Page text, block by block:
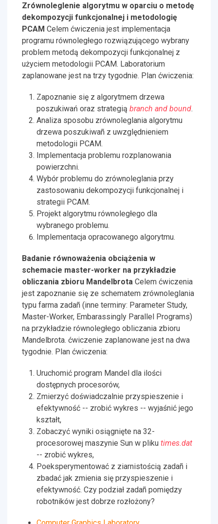
Zrównoleglenie algorytmu w oparciu o metodę
dekompozycji funkcjonalnej i metodologię
PCAM Celem ćwiczenia jest implementacja
programu równoległego rozwiązującego wybrany
problem metodą dekompozycji funkcjonalnej z
użyciem metodologii PCAM. Laboratorium
zaplanowane jest na trzy tygodnie. Plan ćwiczenia:
Zapoznanie się z algorytmem drzewa
poszukiwań oraz strategią branch and bound.
Analiza sposobu zrównoleglania algorytmu
drzewa poszukiwañ z uwzględnieniem
metodologii PCAM.
Implementacja problemu rozplanowania
powierzchni.
Wybór problemu do zrównoleglania przy
zastosowaniu dekompozycji funkcjonalnej i
strategii PCAM.
Projekt algorytmu równoległego dla
wybranego problemu.
Implementacja opracowanego algorytmu.
Badanie równoważenia obciążenia w
schemacie master-worker na przykładzie
obliczania zbioru Mandelbrota Celem ćwiczenia
jest zapoznanie się ze schematem zrównoleglania
typu farma zadañ (inne terminy: Parameter Study,
Master-Worker, Embarassingly Parallel Programs)
na przykładzie równoległego obliczania zbioru
Mandelbrota. ćwiczenie zaplanowane jest na dwa
tygodnie. Plan ćwiczenia:
Uruchomić program Mandel dla ilości
dostępnych procesorów,
Zmierzyć doświadczalnie przyspieszenie i
efektywność -- zrobić wykres -- wyjaśnić jego
kształt,
Zobaczyć wyniki osiągnięte na 32-
procesorowej maszynie Sun w pliku times.dat
-- zrobić wykres,
Poeksperymentować z ziarnistością zadañ i
zbadać jak zmienia się przyspieszenie i
efektywność. Czy podział zadañ pomiędzy
robotników jest dobrze rozłożony?